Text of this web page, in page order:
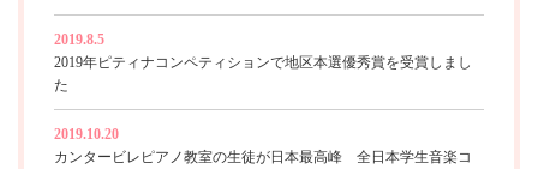
2019.8.5
2019年ピティナコンペティションで地区本選優秀賞を受賞しまし
た
2019.10.20
カンタービレピアノ教室の生徒が日本最高峰 全日本学生音楽コ